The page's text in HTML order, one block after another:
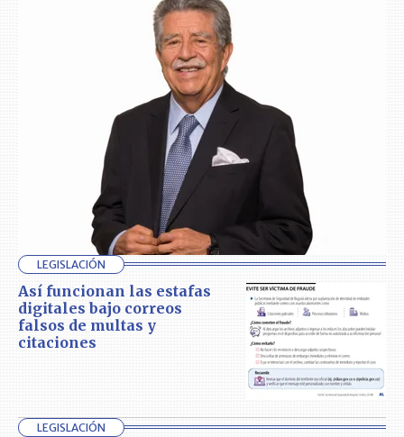
LEGISLACIÓN
Así funcionan las estafas
digitales bajo correos
falsos de multas y
citaciones
LEGISLACIÓN